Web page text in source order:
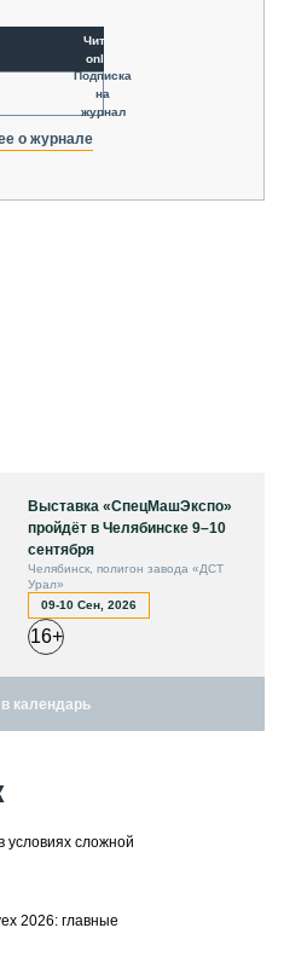
Читать
online
Подписка
на
журнал
о журнале
Выставка «СпецМашЭкспо»
пройдёт в Челябинске 9–10
сентября
Челябинск, полигон завода «ДСТ
Урал»
09-10 Сен, 2026
16+
календарь
условиях сложной
2026: главные